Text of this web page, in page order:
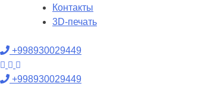
Контакты
3D-печать
+998930029449
+998930029449